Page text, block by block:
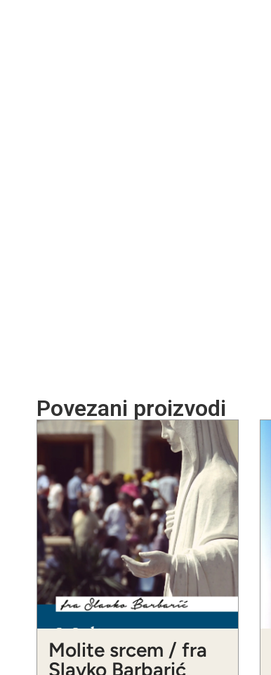
Povezani proizvodi
Molite srcem / fra
Slavko Barbarić